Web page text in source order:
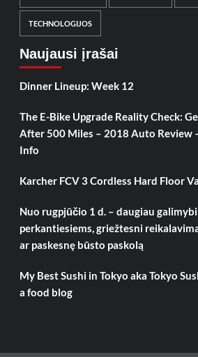
TECHNOLOGIJOS
Naujausi įrašai
Dinner Lineup: Week 12
The E-Bike Upgrade Reality Check:
After 500 Miles – 2018 Auto Review
Info
Karcher FCV 3 Cordless Hard Floor
Nuo rugpjūčio 1 d. – daugiau
perkantiesiems, griežtesni
ar paskesnę būsto paskolą
My Best Sushi in Tokyo aka Tokyo
a food blog